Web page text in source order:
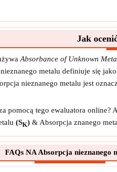
Jak
Absorbance of Unknown
metalu definiuje się
nieznanego metalu jest
pomocą tego ewaluatora
(SK) & Absorpcja znanego
FAQs NA Absorpcja nieznanego